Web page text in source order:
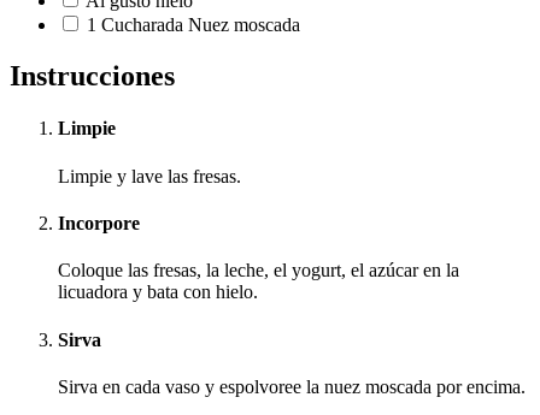
1 Cucharada Nuez moscada
Instrucciones
Limpie
Limpie y lave las fresas.
Incorpore
Coloque las fresas, la leche, el yogurt, el azúcar en la
licuadora y bata con hielo.
Sirva
Sirva en cada vaso y espolvoree la nuez moscada por encima.